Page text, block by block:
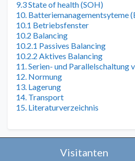
9.3 State of health (SOH)
10. Batteriemanagementsyteme
10.1 Betriebsfenster
10.2 Balancing
10.2.1 Passives Balancing
10.2.2 Aktives Balancing
11. Serien- und Parallelschaltung
12. Normung
13. Lagerung
14. Transport
15. Literaturverzeichnis
Visitanten